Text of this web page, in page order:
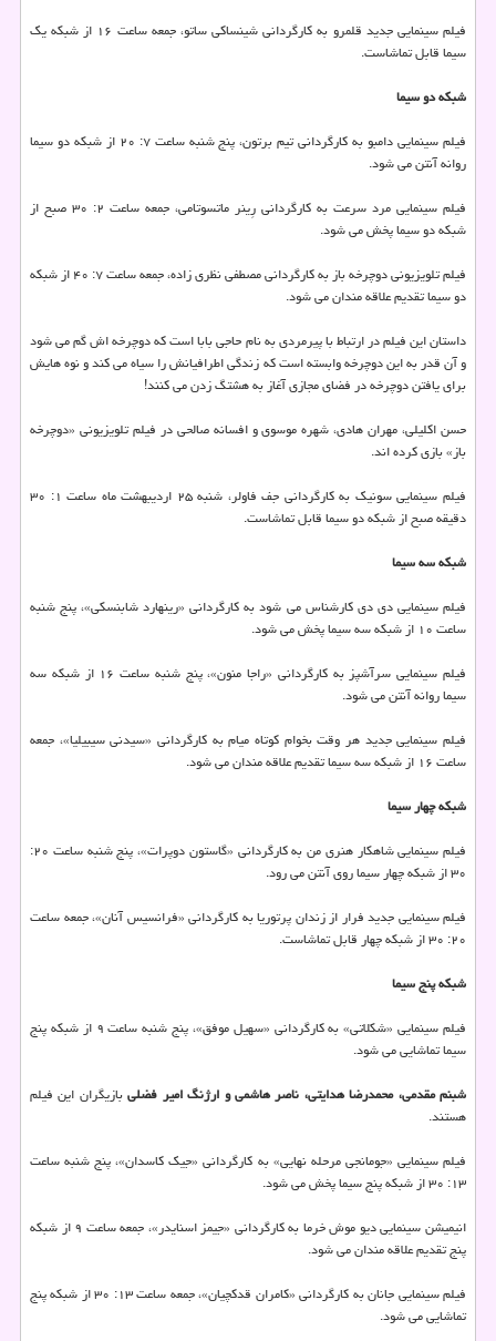
فیلم سینمایی جدید قلمرو به کارگردانی شینساکی ساتو، جمعه ساعت ۱۶ از شبکه یک
سیما قابل تماشاست.
شبکه دو سیما
فیلم سینمایی دامبو به کارگردانی تیم برتون، پنج شنبه ساعت ۷: ۲۰ از شبکه دو سیما
روانه آنتن می شود.
فیلم سینمایی مرد سرعت به کارگردانی رِینر ماتسوتامی، جمعه ساعت ۲: ۳۰ صبح از
شبکه دو سیما پخش می شود.
فیلم تلویزیونی دوچرخه باز به کارگردانی مصطفی نظری زاده، جمعه ساعت ۷: ۴۰ از شبکه
دو سیما تقدیم علاقه مندان می شود.
داستان این فیلم در ارتباط با پیرمردی به نام حاجی بابا است که دوچرخه اش گم می شود
و آن قدر به این دوچرخه وابسته است که زندگی اطرافیانش را سیاه می کند و نوه هایش
برای یافتن دوچرخه در فضای مجازی آغاز به هشتگ زدن می کنند!
حسن اکلیلی، مهران هادی، شهره موسوی و افسانه صالحی در فیلم تلویزیونی «دوچرخه
باز» بازی کرده اند.
فیلم سینمایی سونیک به کارگردانی جف فاولر، شنبه ۲۵ اردیبهشت ماه ساعت ۱: ۳۰
دقیقه صبح از شبکه دو سیما قابل تماشاست.
شبکه سه سیما
فیلم سینمایی دی دی کارشناس می شود به کارگردانی «رینهارد شابنسکی»، پنج شنبه
ساعت ۱۰ از شبکه سه سیما پخش می شود.
فیلم سینمایی سرآشپز به کارگردانی «راجا منون»، پنج شنبه ساعت ۱۶ از شبکه سه
سیما روانه آنتن می شود.
فیلم سینمایی جدید هر وقت بخوام کوتاه میام به کارگردانی «سیدنی سیبیلیا»، جمعه
ساعت ۱۶ از شبکه سه سیما تقدیم علاقه مندان می شود.
شبکه چهار سیما
فیلم سینمایی شاهکار هنری من به کارگردانی «گاستون دوپرات»، پنج شنبه ساعت ۲۰:
۳۰ از شبکه چهار سیما روی آنتن می رود.
فیلم سینمایی جدید فرار از زندان پرتوریا به کارگردانی «فرانسیس آنان»، جمعه ساعت
۲۰: ۳۰ از شبکه چهار قابل تماشاست.
شبکه پنج سیما
فیلم سینمایی «شکلاتی» به کارگردانی «سهیل موفق»، پنج شنبه ساعت ۹ از شبکه پنج
سیما تماشایی می شود.
شبنم مقدمی، محمدرضا هدایتی، ناصر هاشمی و ارژنگ امیر فضلیبازیگران این فیلم
هستند.
فیلم سینمایی «جومانجی مرحله نهایی» به کارگردانی «جیک کاسدان»، پنج شنبه ساعت
۱۳: ۳۰ از شبکه پنج سیما پخش می شود.
انیمیشن سینمایی دیو موش خرما به کارگردانی «جیمز اسنایدر»، جمعه ساعت ۹ از شبکه
پنج تقدیم علاقه مندان می شود.
فیلم سینمایی جانان به کارگردانی «کامران قدکچیان»، جمعه ساعت ۱۳: ۳۰ از شبکه پنج
تماشایی می شود.